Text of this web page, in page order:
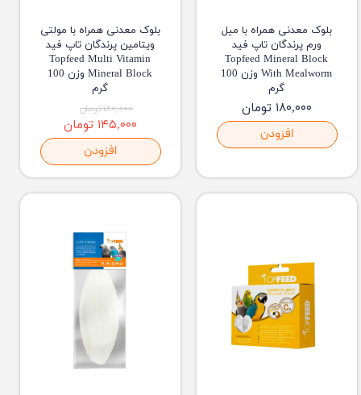
بلوک معدنی همراه با میل
ورم پرندگان تاپ فید
Topfeed Mineral Block
With Mealworm وزن 100
گرم
۱۸۰,۰۰۰ تومان
افزودن
بلوک معدنی همراه با مولتی
ویتامین پرندگان تاپ فید
Topfeed Multi Vitamin
Mineral Block وزن 100
گرم
۱۸۰,۰۰۰ تومان
۱۴۵,۰۰۰ تومان
افزودن